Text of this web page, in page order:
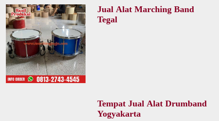
Jual Alat Marching Band
Tegal
Tempat Jual Alat Drumband
Yogyakarta